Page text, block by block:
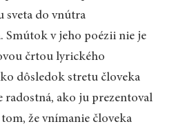
sveta do vnútra
Smútok v jeho poézii nie je
črtou lyrického
dôsledok stretu človeka
radostná, ako ju prezentoval
že vnímanie človeka